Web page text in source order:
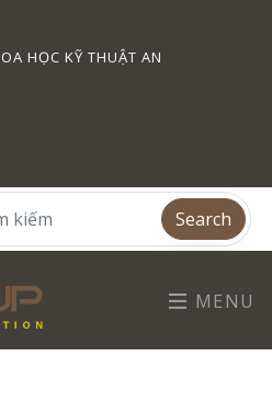
HỌC KỸ THUẬT AN
Search
MENU